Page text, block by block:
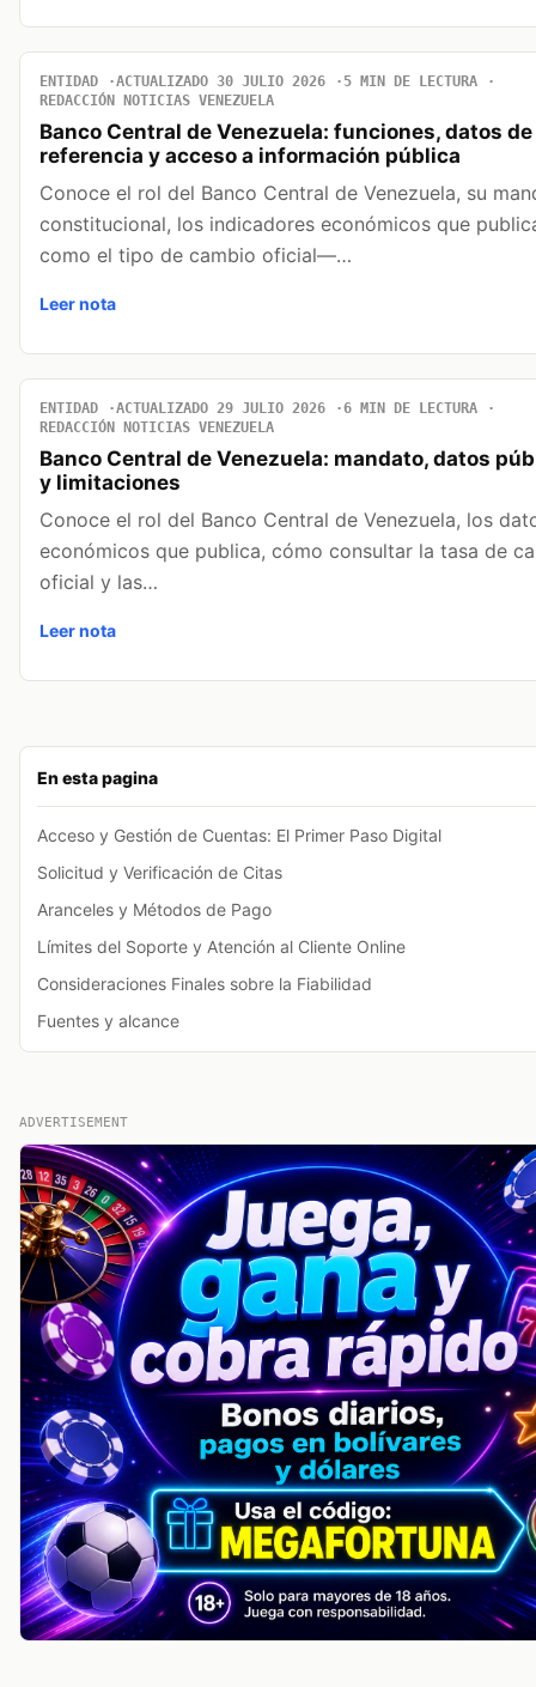
En esta pagina
Acceso y Gestión de Cuentas: El Primer Paso Digital
Solicitud y Verificación de Citas
Aranceles y Métodos de Pago
Límites del Soporte y Atención al Cliente Online
Consideraciones Finales sobre la Fiabilidad
Fuentes y alcance
ENTIDAD ACTUALIZADO 30 JULIO 2026
5 MIN DE LECTURA
REDACCIÓN NOTICIAS VENEZUELA
Banco Central de Venezuela: funciones, datos de
referencia y acceso a información pública
Conoce el rol del Banco Central de Venezuela, su
constitucional, los indicadores económicos que
como el tipo de cambio oficial—…
Leer nota
ENTIDAD ACTUALIZADO 29 JULIO 2026
6 MIN DE LECTURA
REDACCIÓN NOTICIAS VENEZUELA
Banco Central de Venezuela: mandato, datos
y limitaciones
Conoce el rol del Banco Central de Venezuela, los
económicos que publica, cómo consultar la tasa de
oficial y las…
Leer nota
ADVERTISEMENT